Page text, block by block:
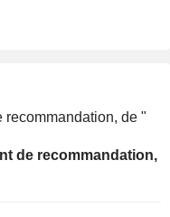
de recommandation,